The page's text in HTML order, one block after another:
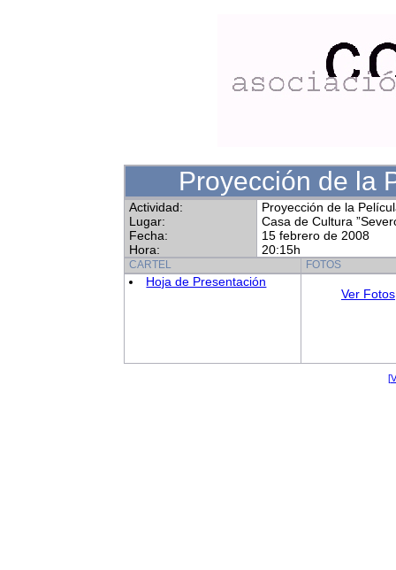
Proyección de la
Actividad:
Lugar:
Fecha:
Hora:
Proyección de la
Casa de Cultura
15 febrero de 2008
20:15h
CARTEL FOTOS
Hoja de Presentación
Ver Fotos